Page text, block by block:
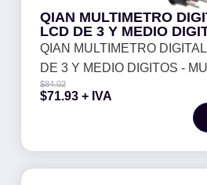
QIAN MULTIMETRO
LCD DE 3 Y MEDIO
MUESTREO 2 VECES X
BATERIA 9V NEDA O
MOD. QAD-90011
QIAN MULTIMETRO
DE 3 Y MEDIO DIGITOS -
VECES X SEGUNDO,
6F22 INCLUIDOS MOD.
$84.02
$71.93 + IVA